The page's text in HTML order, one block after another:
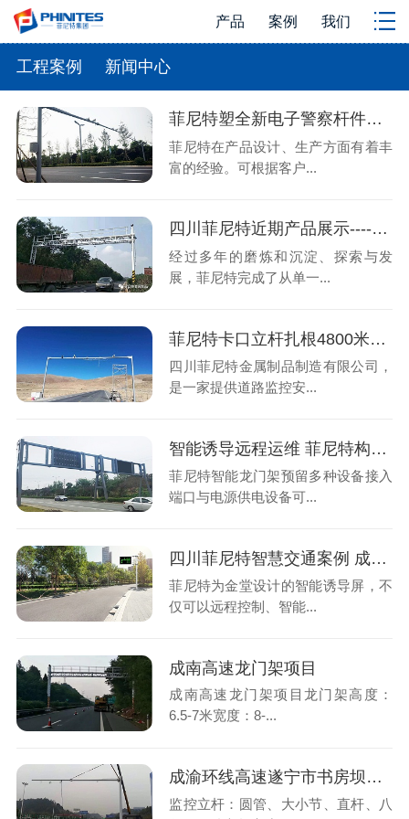
产品 案例 我们
工程案例 新闻中心
菲尼特塑全新电子警察杆件形态 助力安岳道路违法抓拍
菲尼特在产品设计、生产方面有着丰
富的经验。可根据客户...
四川菲尼特近期产品展示------成南高速龙门架
经过多年的磨炼和沉淀、探索与发
展，菲尼特完成了从单一...
菲尼特卡口立杆扎根4800米雪域高原
四川菲尼特金属制品制造有限公司，
是一家提供道路监控安...
智能诱导远程运维 菲尼特构架智能交通龙门架产品新形态
菲尼特智能龙门架预留多种设备接入
端口与电源供电设备可...
四川菲尼特智慧交通案例 成都金堂淮口LED智能交通诱导屏
菲尼特为金堂设计的智能诱导屏，不
仅可以远程控制、智能...
成南高速龙门架项目
成南高速龙门架项目龙门架高度：
6.5-7米宽度：8-...
成渝环线高速遂宁市书房坝收费站交通卡口杆
监控立杆：圆管、大小节、直杆、八